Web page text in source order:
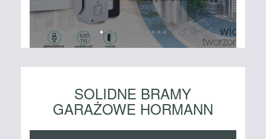
SOLIDNE BRAMY
GARAŻOWE HORMANN